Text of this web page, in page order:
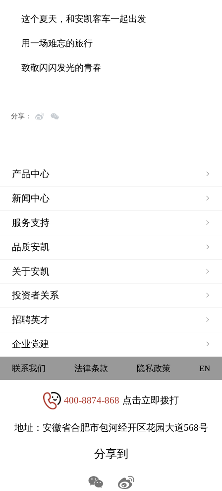
这个夏天，和安凯客车一起出发
用一场难忘的旅行
致敬闪闪发光的青春
分享：
产品中心
新闻中心
服务支持
品质安凯
关于安凯
投资者关系
招聘英才
企业党建
联系我们 法律条款 隐私政策 EN
400-8874-868 点击立即拨打
地址：安徽省合肥市包河经开区花园大道568号
分享到